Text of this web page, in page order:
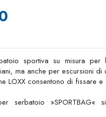
sportiva su misura
ma anche per escursioni
LOXX consentono di fissare
serbatoio »SPORTBAG«